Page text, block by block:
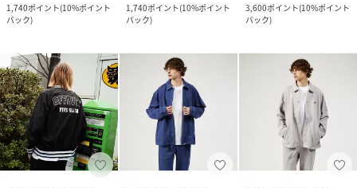
1,740ポイント(10%ポイント
バック)
1,740ポイント(10%ポイント
バック)
3,600ポイント(10%ポイント
バック)